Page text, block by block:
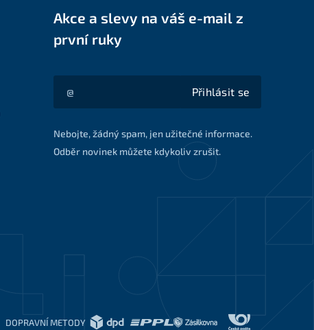
Akce a slevy na váš e-mail z
první ruky
Akce a slevy na váš e-mail z první ruky
Přihlásit se
Nebojte, žádný spam, jen užitečné informace.
Odběr novinek můžete kdykoliv zrušit.
DOPRAVNÍ METODY